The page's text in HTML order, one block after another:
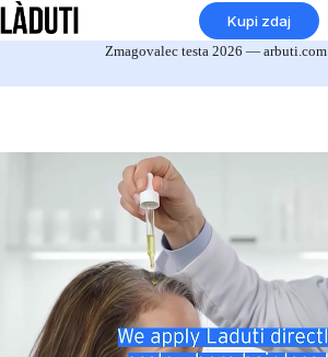
Preskoči
na
Kupi zdaj
Zmagovalec testa 2026 — arbuti.com